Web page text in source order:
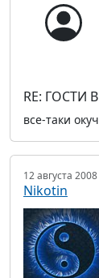
RE: ГОСТИ
все-таки
12 августа
Nikotin